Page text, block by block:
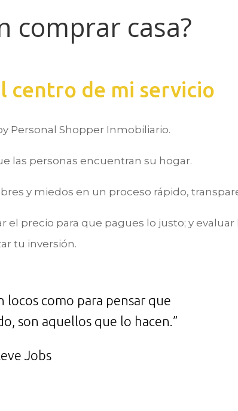
comprar casa?
centro de mi servicio
Personal Shopper Inmobiliario.
las personas encuentran su hogar.
y miedos en un proceso rápido,
precio para que pagues lo justo; y evaluar
tu inversión.
locos como para pensar que
son aquellos que lo hacen.”
Jobs